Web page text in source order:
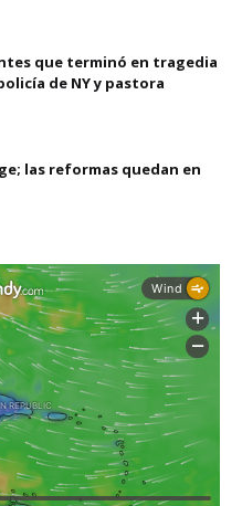
que terminó en tragedia
de NY y pastora
las reformas quedan en